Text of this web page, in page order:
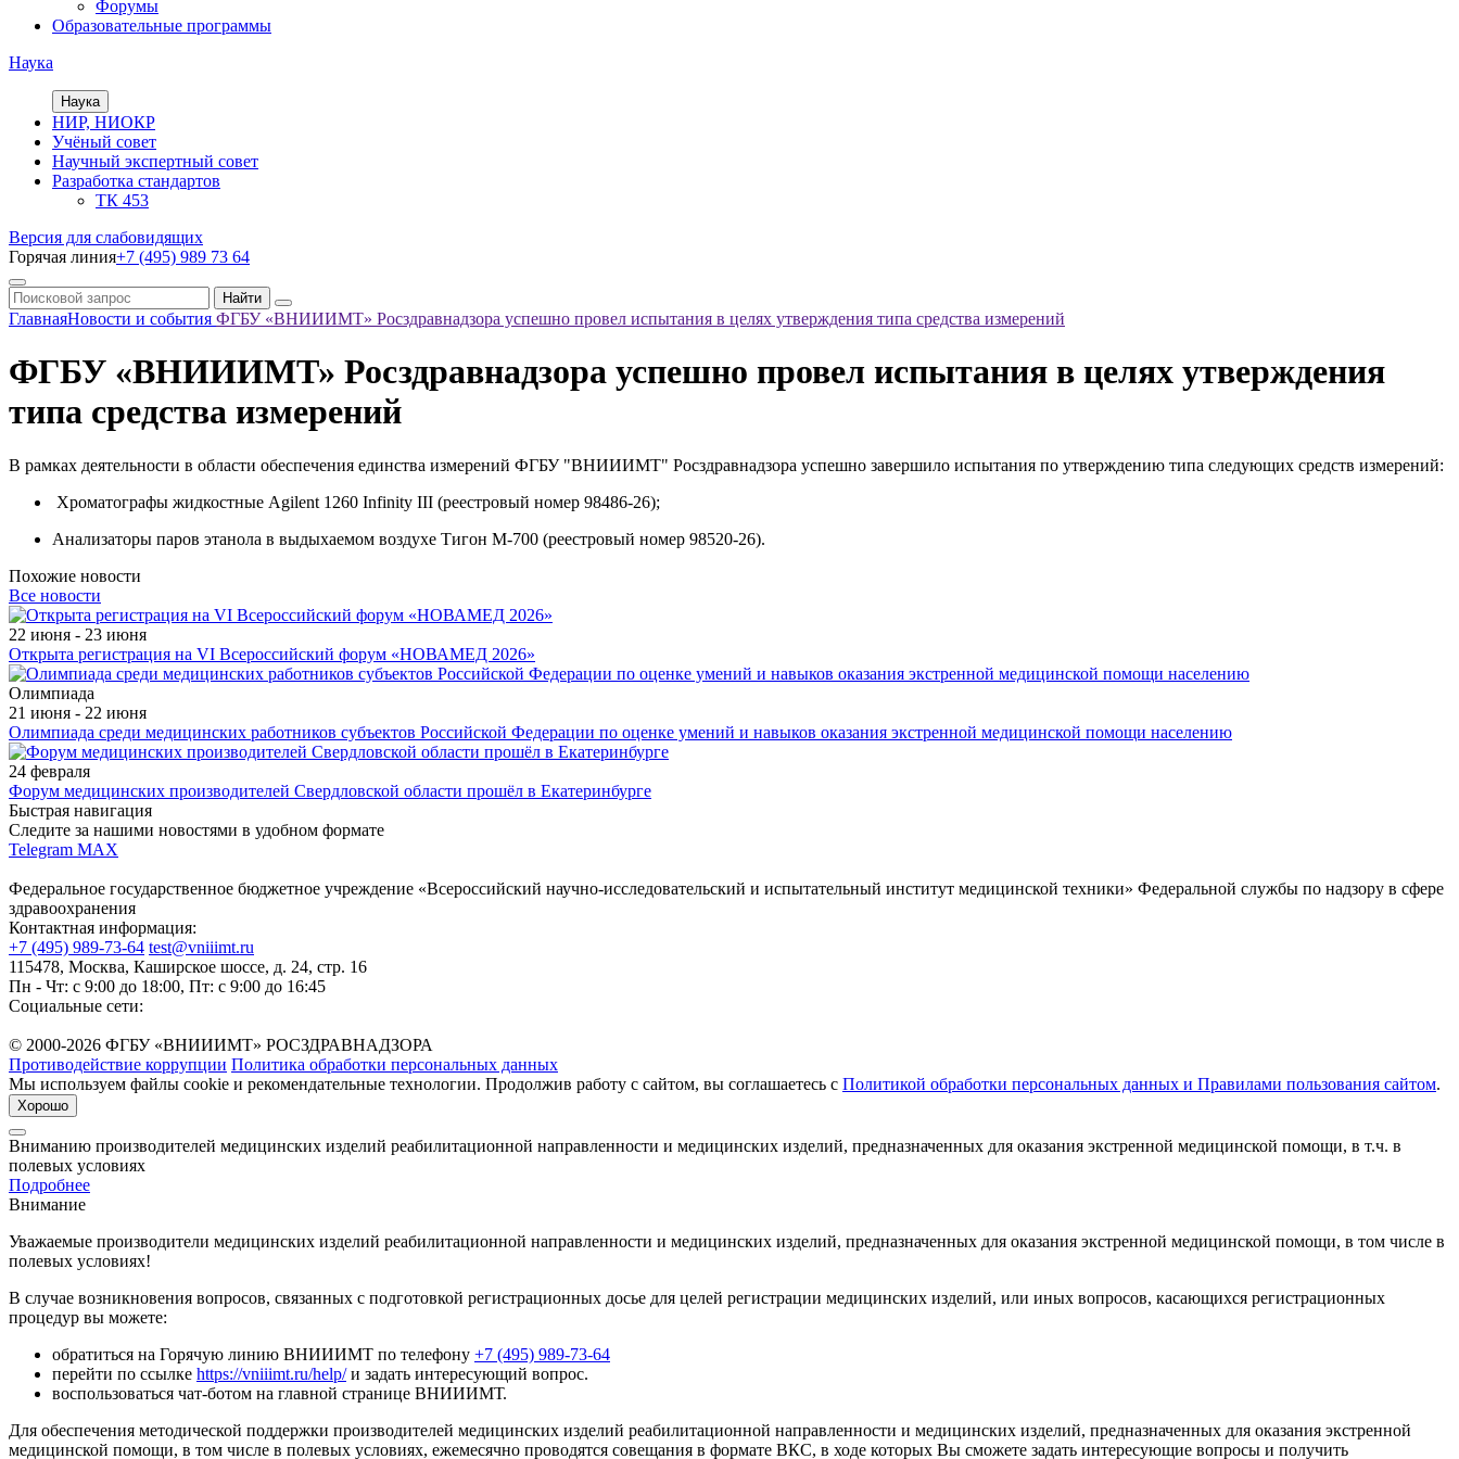
Форумы
Образовательные программы
Наука
Наука
НИР, НИОКР
Учёный совет
Научный экспертный совет
Разработка стандартов
ТК 453
Версия для слабовидящих
Горячая линия+7 (495) 989 73 64
ГлавнаяНовости и события ФГБУ «ВНИИИМТ» Росздравнадзора успешно провел испытания в целях утверждения типа средства измерений
ФГБУ «ВНИИИМТ» Росздравнадзора успешно провел испытания в целях утверждения
типа средства измерений
В рамках деятельности в области обеспечения единства измерений ФГБУ "ВНИИИМТ" Росздравнадзора успешно завершило испытания по утверждению типа следующих средств измерений:
Хроматографы жидкостные Agilent 1260 Infinity III (реестровый номер 98486-26);
Анализаторы паров этанола в выдыхаемом воздухе Тигон М-700 (реестровый номер 98520-26).
Похожие новости
Все новости
22 июня - 23 июня
Открыта регистрация на VI Всероссийский форум «НОВАМЕД 2026»
Олимпиада
21 июня - 22 июня
Олимпиада среди медицинских работников субъектов Российской Федерации по оценке умений и навыков оказания экстренной медицинской помощи населению
24 февраля
Форум медицинских производителей Свердловской области прошёл в Екатеринбурге
Быстрая навигация
Следите за нашими новостями в удобном формате
Telegram MAX
Федеральное государственное бюджетное учреждение «Всероссийский научно-исследовательский и испытательный институт медицинской техники» Федеральной службы по надзору в сфере
здравоохранения
Контактная информация:
+7 (495) 989-73-64 test@vniiimt.ru
115478, Москва, Каширское шоссе, д. 24, стр. 16
Пн - Чт: с 9:00 до 18:00, Пт: с 9:00 до 16:45
Социальные сети:
© 2000-2026 ФГБУ «ВНИИИМТ» РОСЗДРАВНАДЗОРА
Противодействие коррупции Политика обработки персональных данных
Мы используем файлы cookie и рекомендательные технологии. Продолжив работу с сайтом, вы соглашаетесь с Политикой обработки персональных данных и Правилами пользования сайтом.
Хорошо
Вниманию производителей медицинских изделий реабилитационной направленности и медицинских изделий, предназначенных для оказания экстренной медицинской помощи, в т.ч. в
полевых условиях
Подробнее
Внимание
Уважаемые производители медицинских изделий реабилитационной направленности и медицинских изделий, предназначенных для оказания экстренной медицинской помощи, в том числе в
полевых условиях!
В случае возникновения вопросов, связанных с подготовкой регистрационных досье для целей регистрации медицинских изделий, или иных вопросов, касающихся регистрационных
процедур вы можете:
обратиться на Горячую линию ВНИИИМТ по телефону +7 (495) 989-73-64
перейти по ссылке https://vniiimt.ru/help/и задать интересующий вопрос.
воспользоваться чат-ботом на главной странице ВНИИИМТ.
Для обеспечения методической поддержки производителей медицинских изделий реабилитационной направленности и медицинских изделий, предназначенных для оказания экстренной
медицинской помощи, в том числе в полевых условиях, ежемесячно проводятся совещания в формате ВКС, в ходе которых Вы сможете задать интересующие вопросы и получить